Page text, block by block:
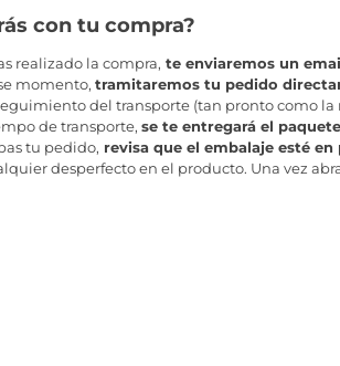
con tu compra?
realizado la compra, te enviaremos un
momento, tramitaremos tu pedido
del transporte (tan pronto como la
de transporte, se te entregará el
tu pedido, revisa que el embalaje esté
desperfecto en el producto. Una vez